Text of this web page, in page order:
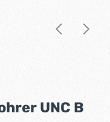
UNC B